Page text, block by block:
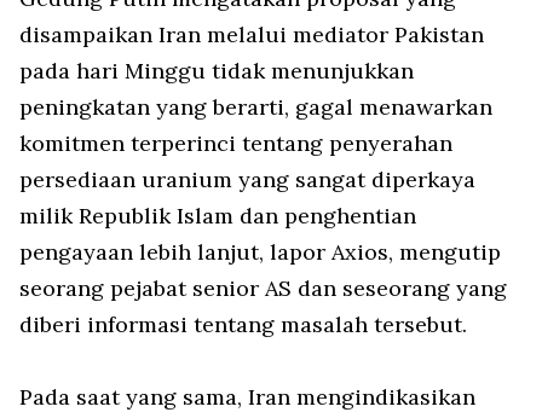
disampaikan Iran melalui mediator Pakistan
pada hari Minggu tidak menunjukkan
peningkatan yang berarti, gagal menawarkan
komitmen terperinci tentang penyerahan
persediaan uranium yang sangat diperkaya
milik Republik Islam dan penghentian
pengayaan lebih lanjut, lapor Axios, mengutip
seorang pejabat senior AS dan seseorang yang
diberi informasi tentang masalah tersebut.
Pada saat yang sama, Iran mengindikasikan